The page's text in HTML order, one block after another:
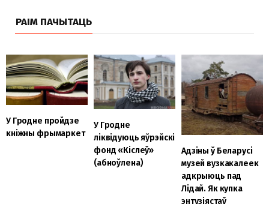
РАІМ ПАЧЫТАЦЬ
У Гродне пройдзе
кніжны фрымаркет
У Гродне
ліквідуюць яўрэйскі
фонд «Кіслеў»
(абноўлена)
Адзіны ў Беларусі
музей вузкакалеек
адкрыюць пад
Лідай. Як купка
энтузіястаў